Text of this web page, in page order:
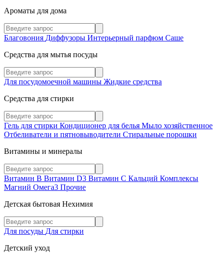
Ароматы для дома
Благовония Диффузоры Интерьерный парфюм Саше
Средства для мытья посуды
Для посудомоечной машины Жидкие средства
Средства для стирки
Гель для стирки Кондиционер для белья Мыло хозяйственное
Отбеливатели и пятновыводители Стиральные порошки
Витамины и минералы
Витамин В Витамин D3 Витамин С Кальций Комплексы
Магний Омега3 Прочие
Детская бытовая Нехимия
Для посуды Для стирки
Детский уход